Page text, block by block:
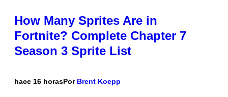
How Many Sprites Are in
Fortnite? Complete Chapter 7
Season 3 Sprite List
hace 16 horasPor Brent Koepp